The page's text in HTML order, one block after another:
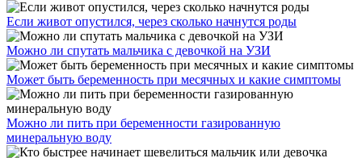
Если живот опустился, через сколько начнутся роды
Можно ли спутать мальчика с девочкой на УЗИ
Может быть беременность при месячных и какие симптомы
Можно ли пить при беременности газированную
минеральную воду